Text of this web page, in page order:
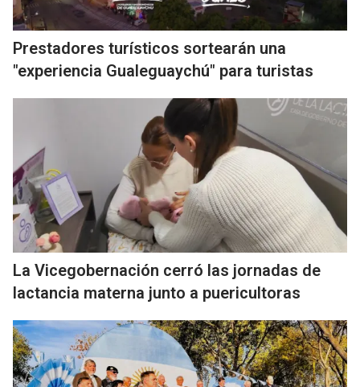
Prestadores turísticos sortearán una
"experiencia Gualeguaychú" para turistas
La Vicegobernación cerró las jornadas de
lactancia materna junto a puericultoras